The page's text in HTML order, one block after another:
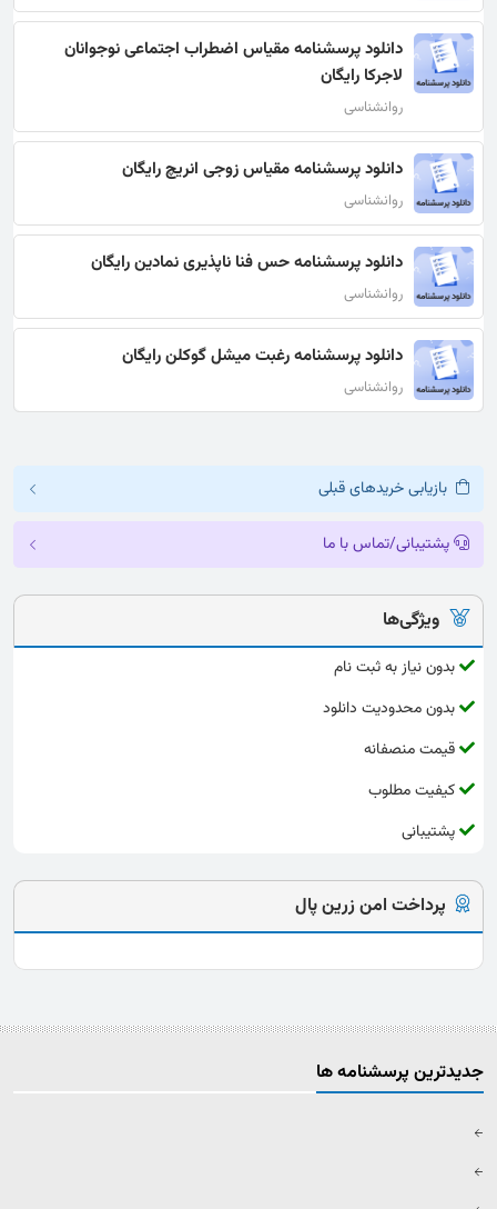
دانلود پرسشنامه مقیاس اضطراب اجتماعی نوجوانان
لاجرکا رایگان
روانشناسی
دانلود پرسشنامه مقیاس زوجی انریچ رایگان
روانشناسی
دانلود پرسشنامه حس فنا ناپذیری نمادین رایگان
روانشناسی
دانلود پرسشنامه رغبت میشل گوکلن رایگان
روانشناسی
بازیابی خریدهای قبلی
پشتیبانی/تماس با ما
ویژگی‌ها
بدون نیاز به ثبت نام
بدون محدودیت دانلود
قیمت منصفانه
کیفیت مطلوب
پشتیبانی
پرداخت امن زرین پال
جدیدترین پرسشنامه ها